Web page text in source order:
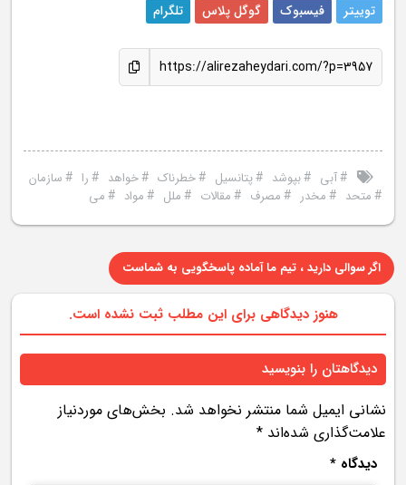
توییتر فیسبوک گوگل پلاس تلگرام
https://alirezaheydari.com/?p=3957
#آبی #بپوشد #پتانسيل #خطرناک #خواهد #را #سازمان
#متحد #مخدر #مصرف #مقالات #ملل #مواد #می
اگر سوالی دارید ، تیم ما آماده پاسخگویی به شماست
هنوز دیدگاهی برای این مطلب ثبت نشده است.
دیدگاهتان را بنویسید
نشانی ایمیل شما منتشر نخواهد شد. بخش‌های موردنیاز
علامت‌گذاری شده‌اند *
دیدگاه *